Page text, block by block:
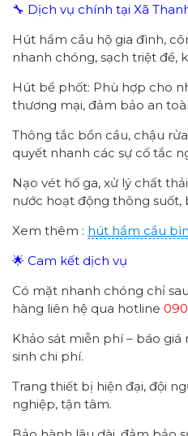
🔧 Dịch vụ chính tại Xã
Hút hầm cầu hộ gia đình,
nhanh chóng, sạch triệt để,
Hút bể phốt: Phù hợp cho
thương mại, đảm bảo an
Thông tắc bồn cầu, chậu
quyết nhanh các sự cố tắc
Nạo vét hố ga, xử lý chất
nước hoạt động thông suốt,
Xem thêm : hút hầm cầu
🌟 Cam kết dịch vụ
Có mặt nhanh chóng chỉ
hàng liên hệ qua hotline
Khảo sát miễn phí – báo
sinh chi phí.
Trang thiết bị hiện đại, đội
nghiệp, tận tâm.